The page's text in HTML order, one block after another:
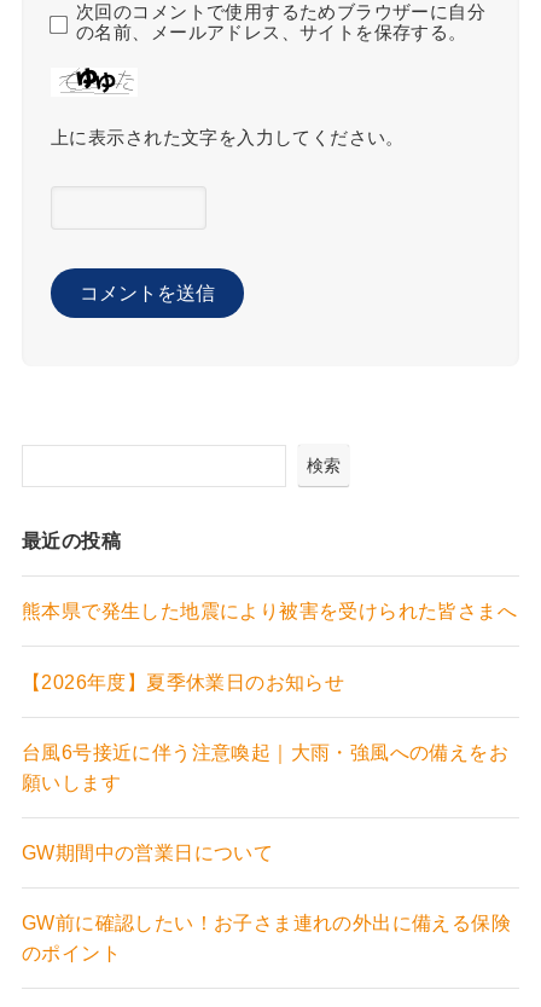
次回のコメントで使用するためブラウザーに自分
の名前、メールアドレス、サイトを保存する。
上に表示された文字を入力してください。
検索
最近の投稿
熊本県で発生した地震により被害を受けられた皆さまへ
【2026年度】夏季休業日のお知らせ
台風6号接近に伴う注意喚起｜大雨・強風への備えをお
願いします
GW期間中の営業日について
GW前に確認したい！お子さま連れの外出に備える保険
のポイント